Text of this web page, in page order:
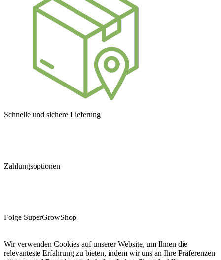
Schnelle und sichere Lieferung
Zahlungsoptionen
Folge SuperGrowShop
Wir verwenden Cookies auf unserer Website, um Ihnen die
relevanteste Erfahrung zu bieten, indem wir uns an Ihre Präferenzen